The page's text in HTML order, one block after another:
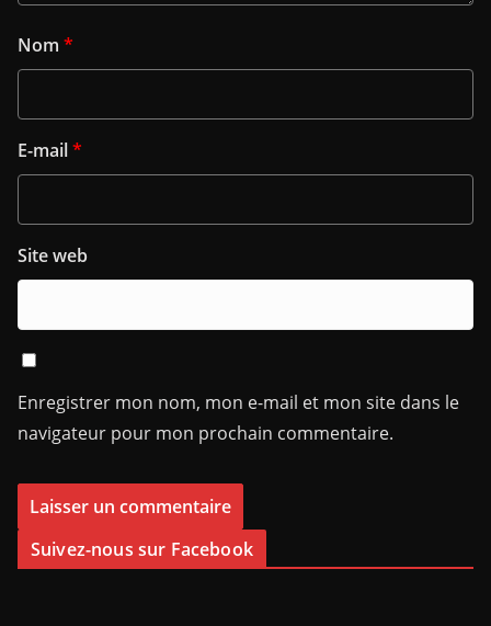
Nom *
E-mail*
Site web
Enregistrer mon nom, mon e-mail et mon site dans le
navigateur pour mon prochain commentaire.
Suivez-nous sur Facebook